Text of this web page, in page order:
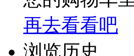
再去看看吧
浏览历史